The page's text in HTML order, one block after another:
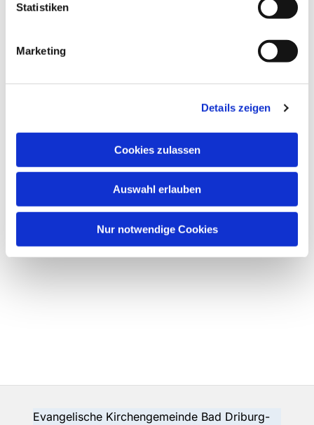
Statistiken
Marketing
Details zeigen
Cookies zulassen
Auswahl erlauben
Nur notwendige Cookies
Evangelische Kirchengemeinde Bad Driburg-